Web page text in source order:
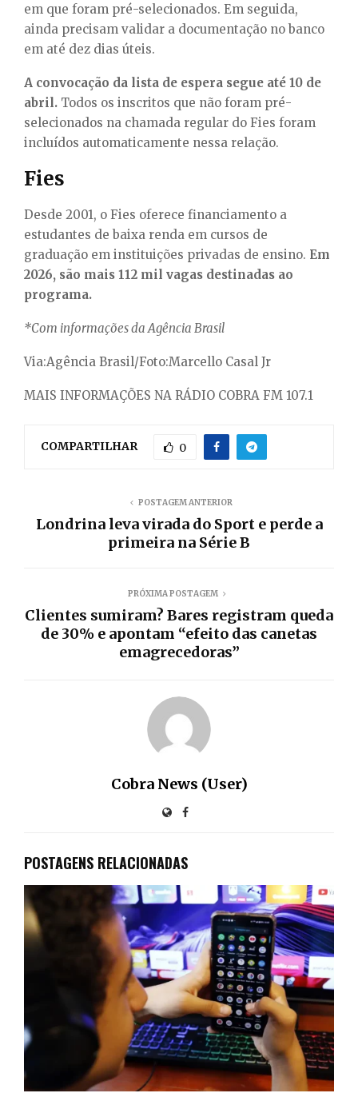
em que foram pré-selecionados. Em seguida,
ainda precisam validar a documentação no banco
em até dez dias úteis.
A convocação da lista de espera segue até 10 de
abril. Todos os inscritos que não foram pré-
selecionados na chamada regular do Fies foram
incluídos automaticamente nessa relação.
Fies
Desde 2001, o Fies oferece financiamento a
estudantes de baixa renda em cursos de
graduação em instituições privadas de ensino. Em
2026, são mais 112 mil vagas destinadas ao
programa.
*Com informações da Agência Brasil
Via:Agência Brasil/Foto:Marcello Casal Jr
MAIS INFORMAÇÕES NA RÁDIO COBRA FM 107.1
COMPARTILHAR 0
POSTAGEM ANTERIOR
Londrina leva virada do Sport e perde a
primeira na Série B
PRÓXIMA POSTAGEM
Clientes sumiram? Bares registram queda
de 30% e apontam “efeito das canetas
emagrecedoras”
Cobra News (User)
POSTAGENS RELACIONADAS